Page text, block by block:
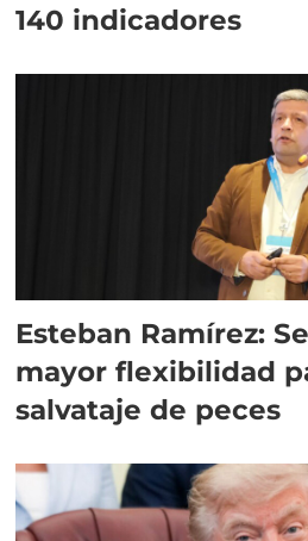
140 indicadores
Esteban Ramírez:
mayor flexibilidad
salvataje de peces